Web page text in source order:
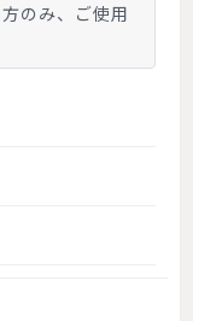
のみ、ご使用